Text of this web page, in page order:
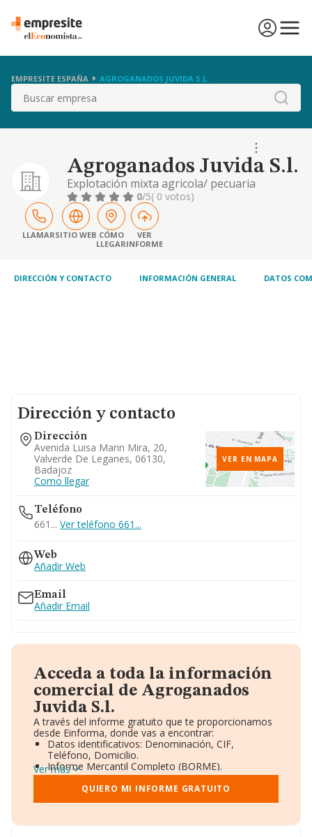
EMPRESITE ESPAÑA AGROGANADOS JUVIDA S.L.
Buscar
Agroganados Juvida S.l.
Explotación mixta agricola/ pecuaria
extensiva/ intensiva en tierras propias y en
régimen de arrendamiento
0/5( 0 votos)
LLAMARSITIO WEB CÓMO
LLEGAR
VER
INFORME
DIRECCIÓN Y CONTACTO INFORMACIÓN GENERAL DATOS
Dirección y contacto
Dirección
Avenida Luisa Marin Mira, 20,
Valverde De Leganes, 06130,
Badajoz
Como llegar
VER EN MAPA
Teléfono
661... Ver teléfono 661...
Web
Añadir Web
Email
Añadir Email
Acceda a toda la información
comercial de Agroganados
Juvida S.l.
A través del informe gratuito que te proporcionamos
desde Einforma, donde vas a encontrar:
Datos identificativos: Denominación, CIF,
Teléfono, Domicilio.
Informe Mercantil Completo (BORME).
Gráficos de Evolución Ventas y Empleados.
Consejo de Administración y Administradores.
Directivos y Ejecutivos.
Ver más
QUIERO MI INFORME GRATUITO